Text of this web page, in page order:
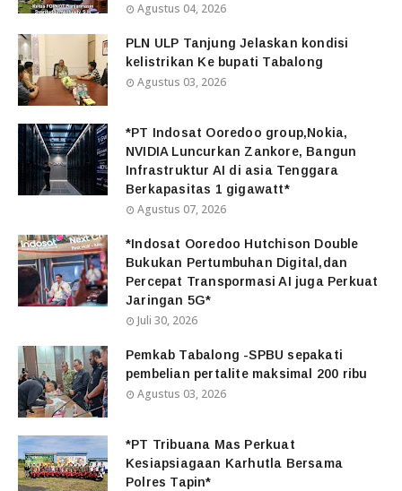
Agustus 04, 2026
PLN ULP Tanjung Jelaskan kondisi
kelistrikan Ke bupati Tabalong
Agustus 03, 2026
*PT Indosat Ooredoo group,Nokia,
NVIDIA Luncurkan Zankore, Bangun
Infrastruktur AI di asia Tenggara
Berkapasitas 1 gigawatt*
Agustus 07, 2026
*Indosat Ooredoo Hutchison Double
Bukukan Pertumbuhan Digital,dan
Percepat Transpormasi AI juga Perkuat
Jaringan 5G*
Juli 30, 2026
Pemkab Tabalong -SPBU sepakati
pembelian pertalite maksimal 200 ribu
Agustus 03, 2026
*PT Tribuana Mas Perkuat
Kesiapsiagaan Karhutla Bersama
Polres Tapin*